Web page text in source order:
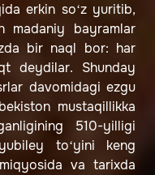
erkin so‘z yuritib,
madaniy bayramlar
bir naql bor: har
deydilar. Shunday
davomidagi ezgu
mustaqillikka
510-yilligi
to‘yini keng
va tarixda